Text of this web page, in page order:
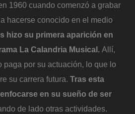
1960 cuando comenzó a grabar
hacerse conocido en el medio
hizo su primera aparición en
La Calandria Musical. Allí,
paga por su actuación, lo que lo
su carrera futura. Tras esta
en su sueño de ser
de lado otras actividades.